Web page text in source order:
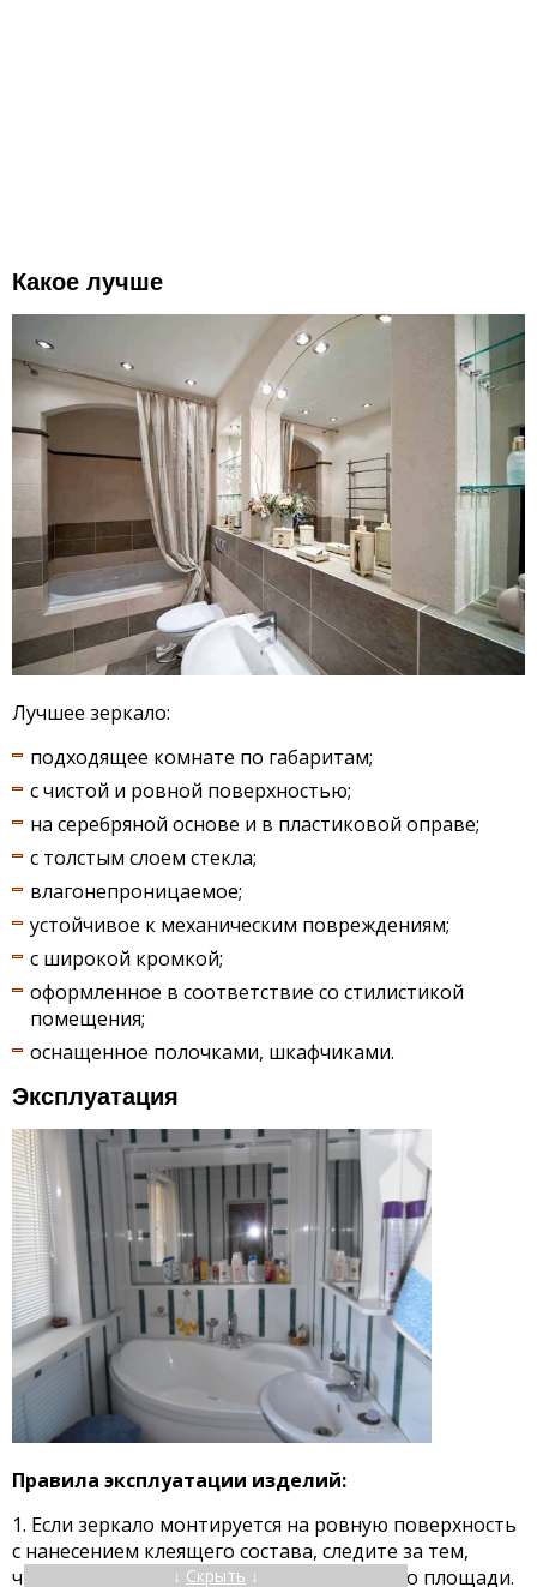
Какое лучше
Лучшее зеркало:
подходящее комнате по габаритам;
с чистой и ровной поверхностью;
на серебряной основе и в пластиковой оправе;
с толстым слоем стекла;
влагонепроницаемое;
устойчивое к механическим повреждениям;
с широкой кромкой;
оформленное в соответствие со стилистикой
помещения;
оснащенное полочками, шкафчиками.
Эксплуатация
Правила эксплуатации изделий:
Если зеркало монтируется на ровную поверхность
с нанесением клеящего состава, следите за тем,
чтобы клей равномерно распределился по площади.
↓ Скрыть ↓